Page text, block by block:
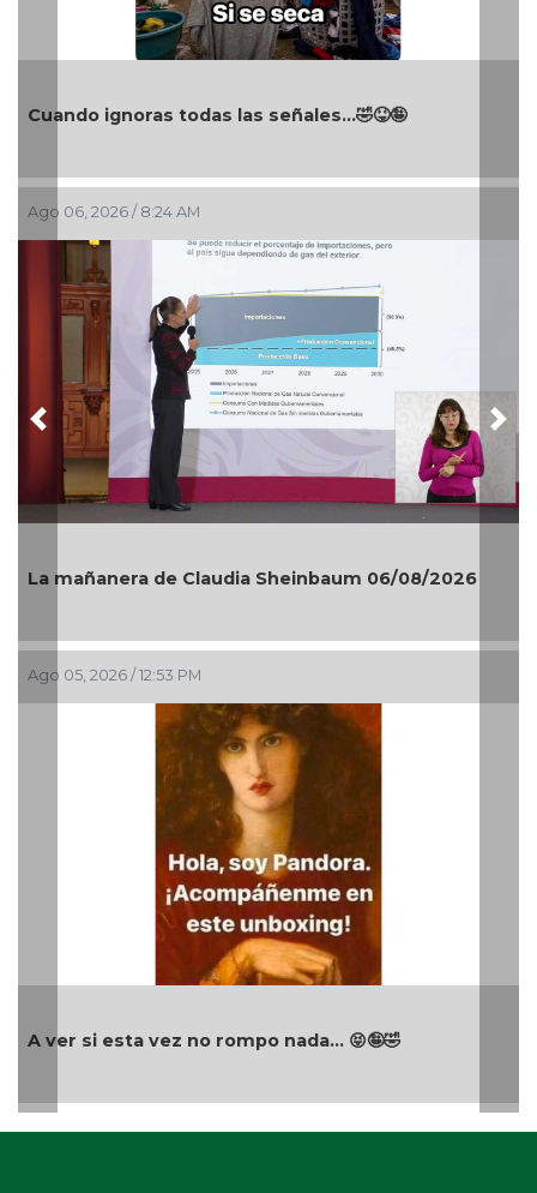
Cuando ignoras todas las señales…🤣😝🤪
Ago 06, 2026 / 8:24 AM
La mañanera de Claudia Sheinbaum 06/08/2026
Ago 05, 2026 / 12:53 PM
A ver si esta vez no rompo nada... 😝🤪🤣
Previous